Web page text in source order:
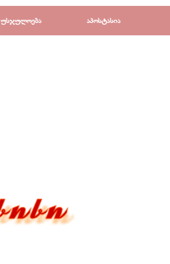
▼
უსჯულოება ▼
აპოსტასია